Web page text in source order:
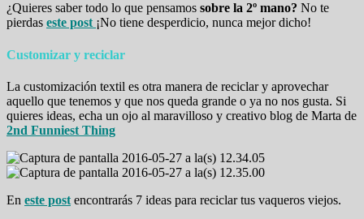
¿Quieres saber todo lo que pensamos sobre la 2º mano? No te
pierdas este post ¡No tiene desperdicio, nunca mejor dicho!
Customizar y reciclar
La customización textil es otra manera de reciclar y aprovechar
aquello que tenemos y que nos queda grande o ya no nos gusta. Si
quieres ideas, echa un ojo al maravilloso y creativo blog de Marta de
2nd Funniest Thing
En este post encontrarás 7 ideas para reciclar tus vaqueros viejos.